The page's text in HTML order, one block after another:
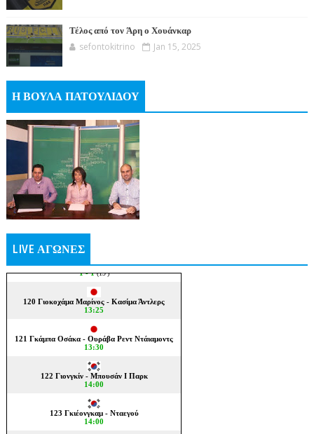
Τέλος από τον Άρη ο Χουάνκαρ
sefontokitrino Jan 15, 2025
Η ΒΟΥΛΑ ΠΑΤΟΥΛΙΔΟΥ
LIVE ΑΓΩΝΕΣ